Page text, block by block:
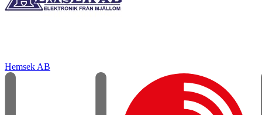
Hemsek AB